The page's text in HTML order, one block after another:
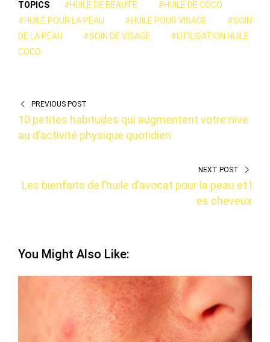
TOPICS #HUILE DE BEAUTÉ
#HUILE DE COCO
#HUILE POUR LA PEAU
#HUILE POUR VISAGE
#SOIN
DE LA PEAU
#SOIN DE VISAGE
#UTILISATION HUILE
COCO
PREVIOUS POST
10 petites habitudes qui augmentent votre nive
au d’activité physique quotidien
NEXT POST
Les bienfaits de l’huile d’avocat pour la peau et l
es cheveux
You Might Also Like: